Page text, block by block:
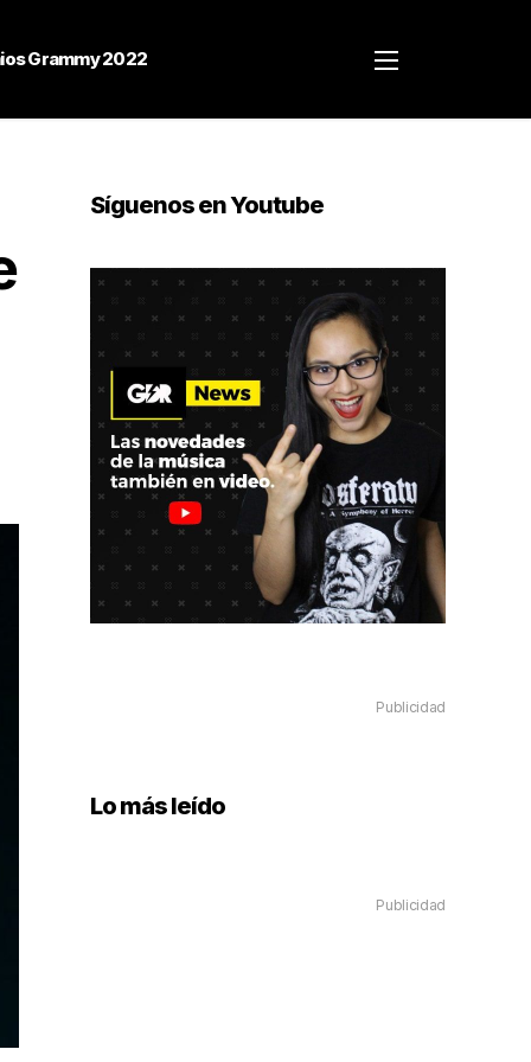
Grammy 2022
Síguenos en Youtube
Publicidad
Lo más leído
Publicidad